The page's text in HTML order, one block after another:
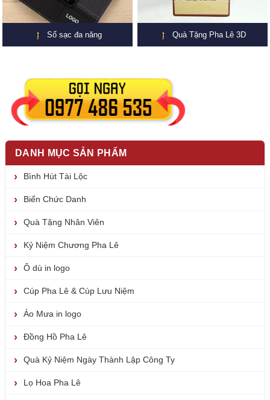
Sổ sạc đa năng Quà Tặng Pha Lê 3D
DANH MỤC SẢN PHẨM
Bình Hút Tài Lộc
Biển Chức Danh
Quà Tặng Nhân Viên
Kỷ Niệm Chương Pha Lê
Ô dù in logo
Cúp Pha Lê & Cúp Lưu Niệm
Áo Mưa in logo
Đồng Hồ Pha Lê
Quà Kỷ Niệm Ngày Thành Lập Công Ty
Lọ Hoa Pha Lê